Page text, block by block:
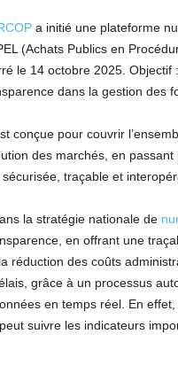
a initié une plateforme
(Achats Publics en
le 14 octobre 2025.
dans la gestion des
conçue pour couvrir
des marchés, en
traçable et
la stratégie nationale de
en offrant une
réduction des coûts
grâce à un processus
en temps réel. En
suivre les indicateurs